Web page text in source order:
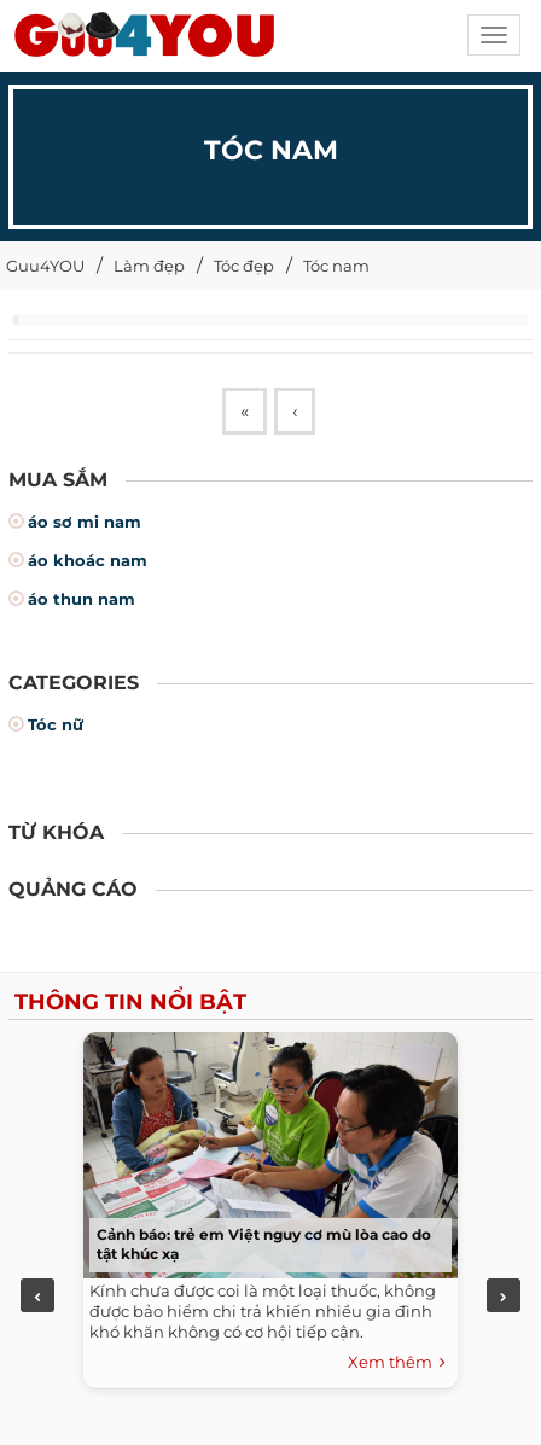
TÓC NAM
Guu4YOU Làm đẹp Tóc đẹp Tóc nam
« ‹
MUA SẮM
áo sơ mi nam
áo khoác nam
áo thun nam
CATEGORIES
Tóc nữ
TỪ KHÓA
QUẢNG CÁO
THÔNG TIN NỔI BẬT
Cảnh báo: trẻ em Việt nguy cơ mù lòa cao do
tật khúc xạ
Kính chưa được coi là một loại thuốc, không
được bảo hiểm chi trả khiến nhiều gia đình
khó khăn không có cơ hội tiếp cận.
Xem thêm